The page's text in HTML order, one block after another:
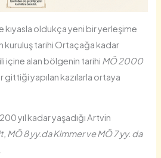
kıyasla oldukça yeni bir yerleşime
kuruluş tarihi Ortaçağa kadar
içine alan bölgenin tarihi MÖ 2000
yapılan kazılarla ortaya
200 yıl kadar yaşadığı Artvin
MÖ 8 yy.da Kimmer ve MÖ 7 yy. da